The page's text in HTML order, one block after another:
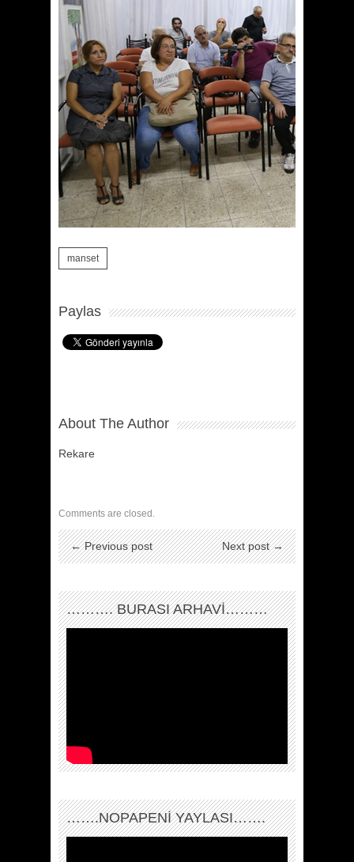
manset
Paylas
About The Author
Rekare
Comments are closed.
← Previous post Next post →
………. BURASI ARHAVİ………
…….NOPAPENİ YAYLASI…….